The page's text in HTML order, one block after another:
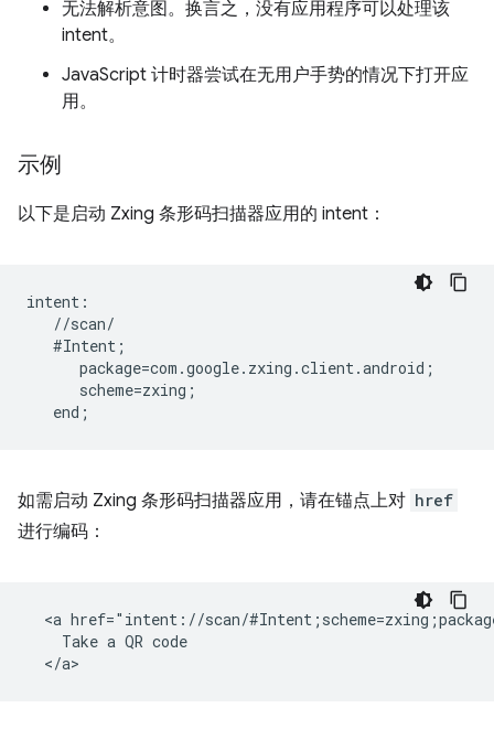
无法解析意图。换言之，没有应用程序可以处理该
intent。
JavaScript 计时器尝试在无用户手势的情况下打开应
用。
示例
以下是启动 Zxing 条形码扫描器应用的 intent：
intent:
   //scan/
   #Intent;
      package=com.google.zxing.client.android;
      scheme=zxing;
如需启动 Zxing 条形码扫描器应用，请在锚点上对 href
进行编码：
<a href="intent://scan/
    Take a QR code